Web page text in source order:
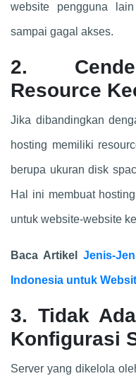
website pengguna
sampai gagal akses.
2.
Resource
Jika dibandingkan
hosting memiliki
berupa ukuran disk
Hal ini membuat
untuk website-website
Baca Artikel Jenis-
Indonesia untuk
3. Tidak
Konfigurasi
Server yang dikelola